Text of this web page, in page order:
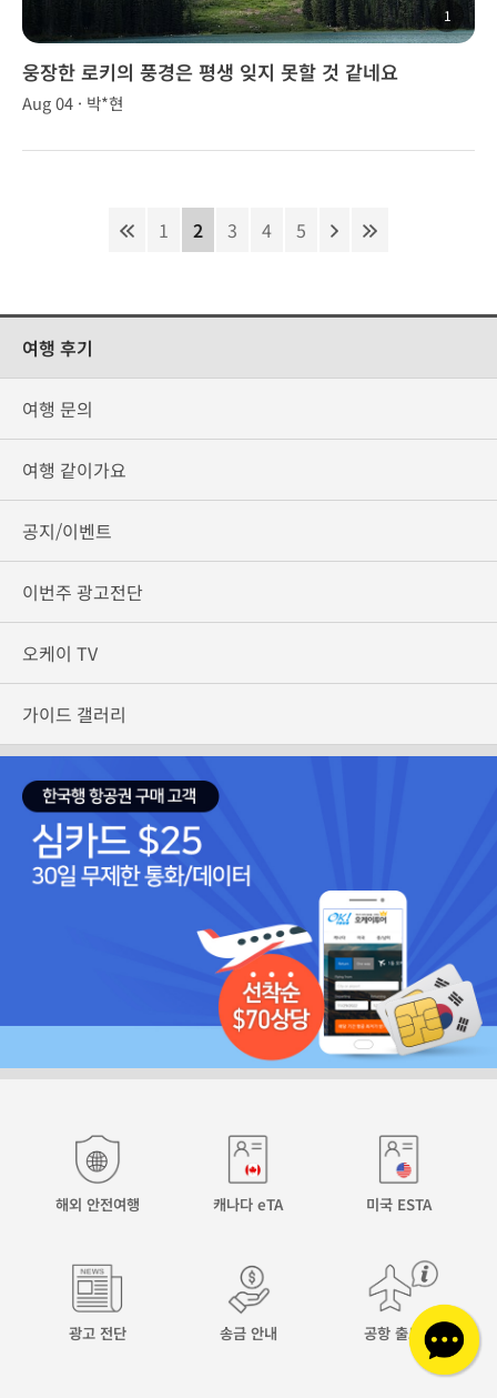
1
웅장한 로키의 풍경은 평생 잊지 못할 것 같네요
Aug 04 · 박*현
1 2 3 4 5
여행 후기
여행 문의
여행 같이가요
공지/이벤트
이번주 광고전단
오케이 TV
가이드 갤러리
해외 안전여행 캐나다 eTA 미국 ESTA
광고 전단 송금 안내 공항 출도착